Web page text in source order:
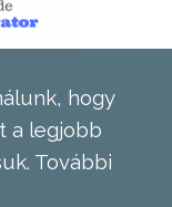
hogy
a legjobb
További